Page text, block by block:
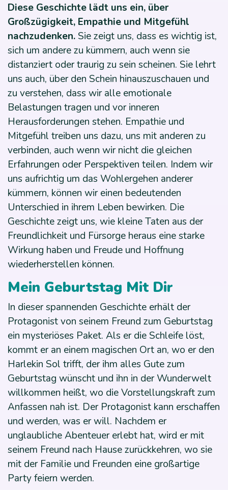
Diese Geschichte lädt uns ein, über
Großzügigkeit, Empathie und Mitgefühl
nachzudenken. Sie zeigt uns, dass es wichtig ist,
sich um andere zu kümmern, auch wenn sie
distanziert oder traurig zu sein scheinen. Sie lehrt
uns auch, über den Schein hinauszuschauen und
zu verstehen, dass wir alle emotionale
Belastungen tragen und vor inneren
Herausforderungen stehen. Empathie und
Mitgefühl treiben uns dazu, uns mit anderen zu
verbinden, auch wenn wir nicht die gleichen
Erfahrungen oder Perspektiven teilen. Indem wir
uns aufrichtig um das Wohlergehen anderer
kümmern, können wir einen bedeutenden
Unterschied in ihrem Leben bewirken. Die
Geschichte zeigt uns, wie kleine Taten aus der
Freundlichkeit und Fürsorge heraus eine starke
Wirkung haben und Freude und Hoffnung
wiederherstellen können.
Mein Geburtstag Mit Dir
In dieser spannenden Geschichte erhält der
Protagonist von seinem Freund zum Geburtstag
ein mysteriöses Paket. Als er die Schleife löst,
kommt er an einem magischen Ort an, wo er den
Harlekin Sol trifft, der ihm alles Gute zum
Geburtstag wünscht und ihn in der Wunderwelt
willkommen heißt, wo die Vorstellungskraft zum
Anfassen nah ist. Der Protagonist kann erschaffen
und werden, was er will. Nachdem er
unglaubliche Abenteuer erlebt hat, wird er mit
seinem Freund nach Hause zurückkehren, wo sie
mit der Familie und Freunden eine großartige
Party feiern werden.